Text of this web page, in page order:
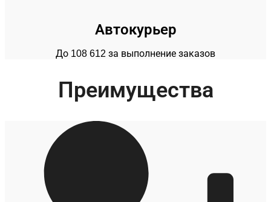
Автокурьер
До 108 612 за выполнение заказов
Преимущества